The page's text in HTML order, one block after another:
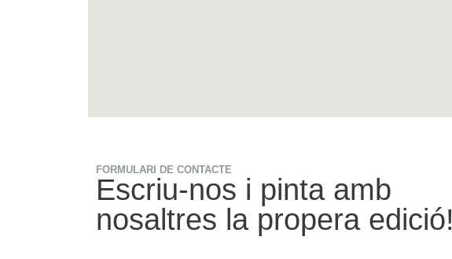
FORMULARI DE CONTACTE
Escriu-nos i pinta amb
nosaltres la propera edició!